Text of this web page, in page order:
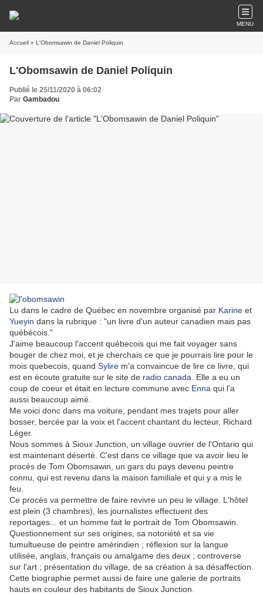
MENU
Accueil » L'Obomsawin de Daniel Poliquin
L'Obomsawin de Daniel Poliquin
Publié le 25/11/2020 à 06:02
Par Gambadou
Lu dans le cadre de Québec en novembre organisé par Karine et
Yueyin dans la rubrique : "un livre d'un auteur canadien mais pas
québécois."
J'aime beaucoup l'accent québecois qui me fait voyager sans
bouger de chez moi, et je cherchais ce que je pourrais lire pour le
mois quebecois, quand Sylire m'a convaincue de lire ce livre, qui
est en écoute gratuite sur le site de radio canada . Elle a eu un
coup de coeur et était en lecture commune avec Enna qui l'a
aussi beaucoup aimé.
Me voici donc dans ma voiture, pendant mes trajets pour aller
bosser, bercée par la voix et l'accent chantant du lecteur, Richard
Léger.
Nous sommes à Sioux Junction, un village ouvrier de l'Ontario qui
est maintenant déserté. C'est dans ce village que va avoir lieu le
procès de Tom Obomsawin, un gars du pays devenu peintre
connu, qui est revenu dans la maison familiale et qui y a mis le
feu.
Ce procès va permettre de faire revivre un peu le village. L'hôtel
est plein (3 chambres), les journalistes effectuent des
reportages... et un homme fait le portrait de Tom Obomsawin.
Questionnement sur ses origines, sa notoriété et sa vie
tumultueuse de peintre amérindien ; réflexion sur la langue
utilisée, anglais, français ou amalgame des deux ; controverse
sur l'art ; présentation du village, de sa création à sa désaffection.
Cette biographie permet aussi de faire une galerie de portraits
hauts en couleur des habitants de Sioux Junction.